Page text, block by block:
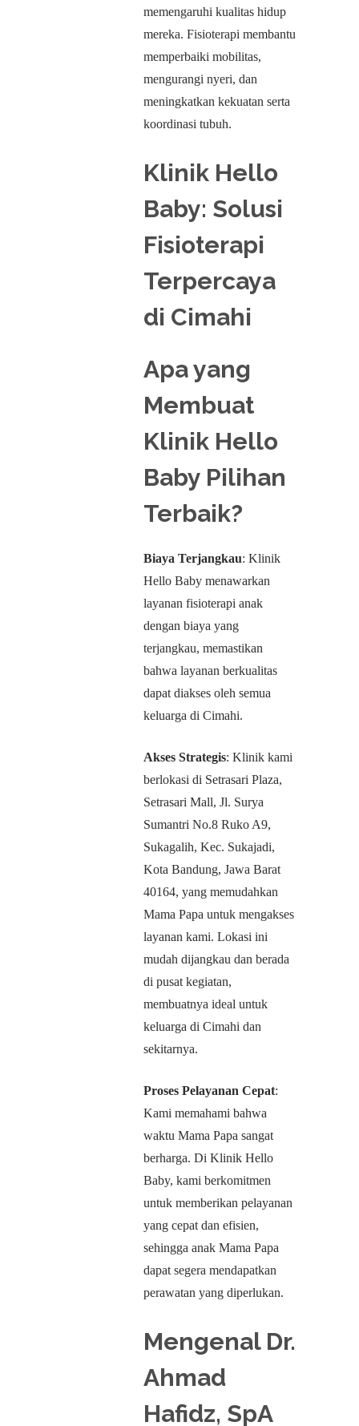
memengaruhi kualitas hidup
mereka. Fisioterapi membantu
memperbaiki mobilitas,
mengurangi nyeri, dan
meningkatkan kekuatan serta
koordinasi tubuh.
Klinik Hello
Baby: Solusi
Fisioterapi
Terpercaya
di Cimahi
Apa yang
Membuat
Klinik Hello
Baby Pilihan
Terbaik?
Biaya Terjangkau: Klinik
Hello Baby menawarkan
layanan fisioterapi anak
dengan biaya yang
terjangkau, memastikan
bahwa layanan berkualitas
dapat diakses oleh semua
keluarga di Cimahi.
Akses Strategis: Klinik kami
berlokasi di Setrasari Plaza,
Setrasari Mall, Jl. Surya
Sumantri No.8 Ruko A9,
Sukagalih, Kec. Sukajadi,
Kota Bandung, Jawa Barat
40164, yang memudahkan
Mama Papa untuk mengakses
layanan kami. Lokasi ini
mudah dijangkau dan berada
di pusat kegiatan,
membuatnya ideal untuk
keluarga di Cimahi dan
sekitarnya.
Proses Pelayanan Cepat:
Kami memahami bahwa
waktu Mama Papa sangat
berharga. Di Klinik Hello
Baby, kami berkomitmen
untuk memberikan pelayanan
yang cepat dan efisien,
sehingga anak Mama Papa
dapat segera mendapatkan
perawatan yang diperlukan.
Mengenal Dr.
Ahmad
Hafidz, SpA